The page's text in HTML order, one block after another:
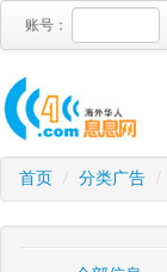
账号：
首页 / 分类广告 /